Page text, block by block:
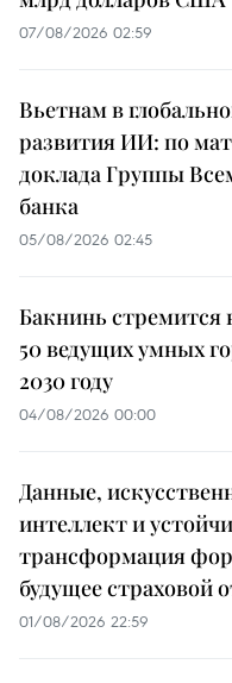
07/08/2026 02:59
Вьетнам в
развития ИИ: по
доклада Группы
банка
05/08/2026 02:45
Бакнинь стремится
50 ведущих умных
2030 году
04/08/2026 00:00
Данные,
интеллект и
трансформация
будущее страховой
01/08/2026 22:59